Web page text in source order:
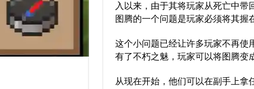
入以来，由于其将玩家从死亡中
图腾的一个问题是玩家必须将其握
这个小问题已经让许多玩家不再使
有了不朽之魅，玩家可以将图腾变
从现在开始，他们可以在副手上拿